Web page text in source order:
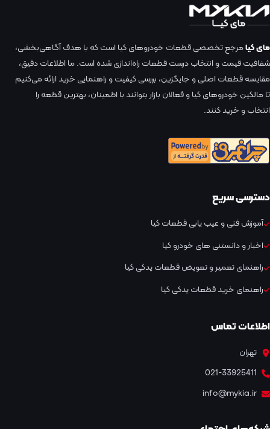
مای کیامرجع تخصصی قطعات خودروهای کیا است که با هدف آگاهی‌بخشی،
شفافیت قیمت و انتخاب درست قطعات راه‌اندازی شده است. ما اطلاعات دقیق،
مقایسه قطعات اصلی و جایگزین، بررسی کیفیت و راهنمایی خرید ارائه می‌کنیم
تا مالکین خودروهای کیا و فعالان بازار بتوانند با اطمینان، بهترین قطعه را
انتخاب و خرید کنند.
دسترسی سریع
آموزش فنی و عیب یابی قطعات کیا
اخبار و دانستنی های خودرو کیا
راهنمای تعمیر و تعویض قطعات یدکی کیا
راهنمای خرید قطعات یدکی کیا
اطلاعات تماس
تهران
021-33925411
info@mykia.ir